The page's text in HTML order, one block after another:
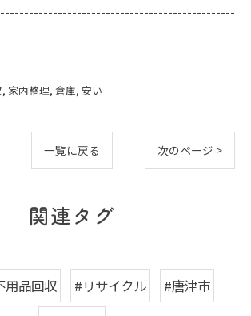
家内整理 倉庫 安い
一覧に戻る 次のページ >
関連タグ
用品回収 #リサイクル
#唐津市